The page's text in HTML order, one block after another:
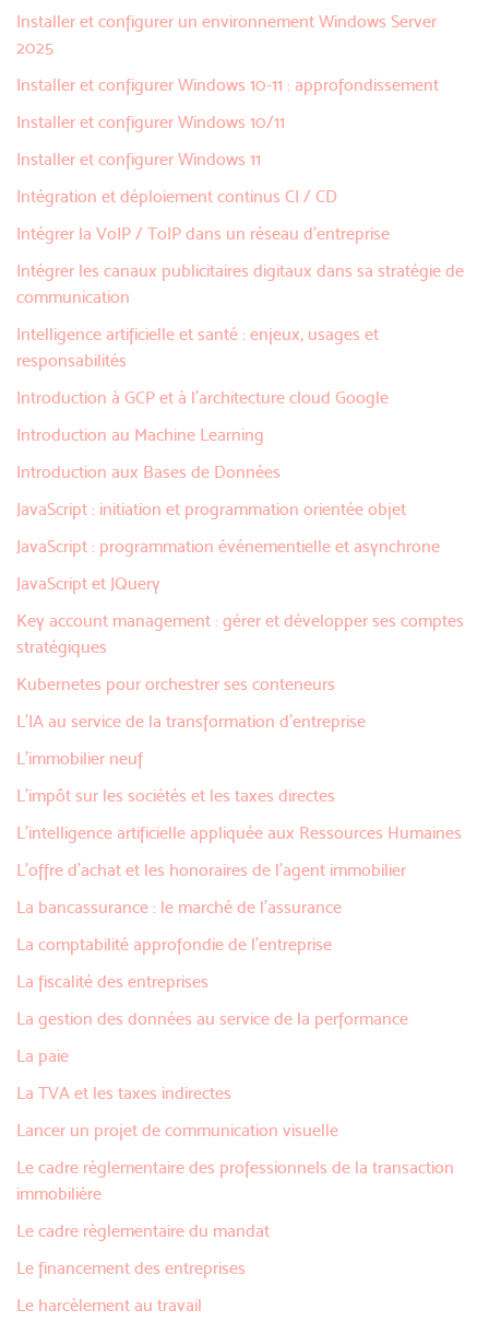
Installer et configurer un environnement Windows Server
2025
Installer et configurer Windows 10-11 : approfondissement
Installer et configurer Windows 10/11
Installer et configurer Windows 11
Intégration et déploiement continus CI / CD
Intégrer la VoIP / ToIP dans un réseau d'entreprise
Intégrer les canaux publicitaires digitaux dans sa stratégie de
communication
Intelligence artificielle et santé : enjeux, usages et
responsabilités
Introduction à GCP et à l’architecture cloud Google
Introduction au Machine Learning
Introduction aux Bases de Données
JavaScript : initiation et programmation orientée objet
JavaScript : programmation événementielle et asynchrone
JavaScript et JQuery
Key account management : gérer et développer ses comptes
stratégiques
Kubernetes pour orchestrer ses conteneurs
L'IA au service de la transformation d'entreprise
L'immobilier neuf
L'impôt sur les sociétés et les taxes directes
L'intelligence artificielle appliquée aux Ressources Humaines
L'offre d'achat et les honoraires de l'agent immobilier
La bancassurance : le marché de l'assurance
La comptabilité approfondie de l'entreprise
La fiscalité des entreprises
La gestion des données au service de la performance
La paie
La TVA et les taxes indirectes
Lancer un projet de communication visuelle
Le cadre règlementaire des professionnels de la transaction
immobilière
Le cadre règlementaire du mandat
Le financement des entreprises
Le harcèlement au travail